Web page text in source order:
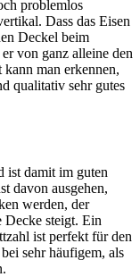
problemlos
Dass das Eisen
Deckel beim
von ganz alleine den
man erkennen,
qualitativ sehr gutes
ist damit im guten
davon ausgehen,
werden, der
Decke steigt. Ein
ist perfekt für den
sehr häufigem, als